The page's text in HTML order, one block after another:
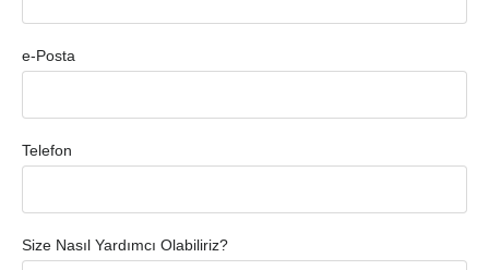
e-Posta
Telefon
Size Nasıl Yardımcı Olabiliriz?